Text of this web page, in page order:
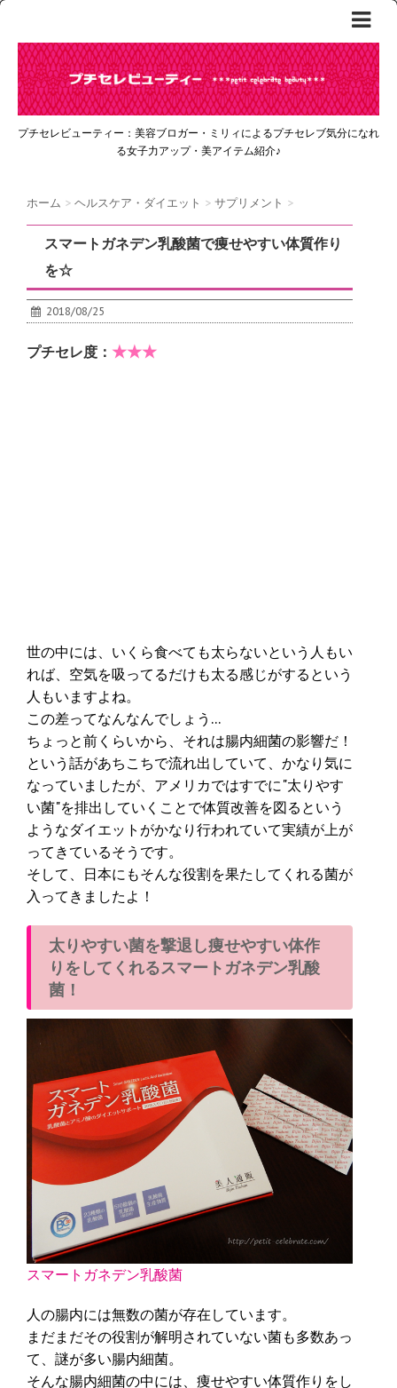
プチセレビューティー：美容ブロガー・ミリィによるプチセレブ気分になれ
る女子力アップ・美アイテム紹介♪
ホーム > ヘルスケア・ダイエット > サプリメント >
スマートガネデン乳酸菌で痩せやすい体質作り
を☆
2018/08/25
プチセレ度： ★★★
世の中には、いくら食べても太らないという人もい
れば、空気を吸ってるだけも太る感じがするという
人もいますよね。
この差ってなんなんでしょう…
ちょっと前くらいから、それは腸内細菌の影響だ！
という話があちこちで流れ出していて、かなり気に
なっていましたが、アメリカではすでに"太りやす
い菌"を排出していくことで体質改善を図るという
ようなダイエットがかなり行われていて実績が上が
ってきているそうです。
そして、日本にもそんな役割を果たしてくれる菌が
入ってきましたよ！
太りやすい菌を撃退し痩せやすい体作
りをしてくれるスマートガネデン乳酸
菌！
スマートガネデン乳酸菌
人の腸内には無数の菌が存在しています。
まだまだその役割が解明されていない菌も多数あっ
て、謎が多い腸内細菌。
そんな腸内細菌の中には、痩せやすい体質作りをし